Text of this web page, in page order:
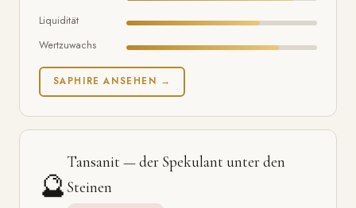
Liquidität
Wertzuwachs
SAPHIRE ANSEHEN →
🔮
Tansanit — der Spekulant unter den
Steinen